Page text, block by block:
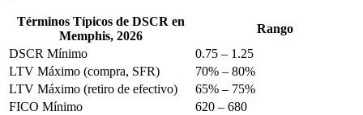
Términos Típicos de DSCR en
Memphis, 2026
Rango
DSCR Mínimo
0.75 – 1.25
LTV Máximo (compra, SFR)
70% – 80%
LTV Máximo (retiro de efectivo)
65% – 75%
FICO Mínimo
620 – 680